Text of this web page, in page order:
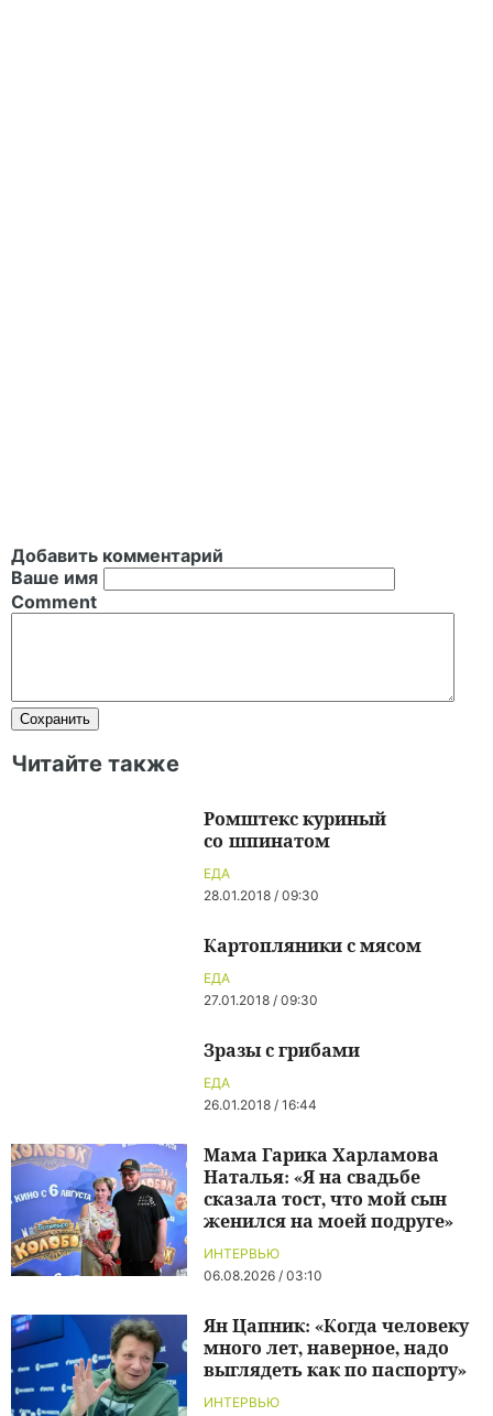
Добавить комментарий
Ваше имя
Comment
Читайте также
ЕДА
28.01.2018 / 09:30
Ромштекс куриный
со шпинатом
ЕДА
27.01.2018 / 09:30
Картопляники с мясом
ЕДА
26.01.2018 / 16:44
Зразы с грибами
ИНТЕРВЬЮ
06.08.2026 / 03:10
Мама Гарика Харламова
Наталья: «Я на свадьбе
сказала тост, что мой сын
женился на моей подруге»
ИНТЕРВЬЮ
Ян Цапник: «Когда человеку
много лет, наверное, надо
выглядеть как по паспорту»